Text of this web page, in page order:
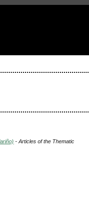
- Articles of the Thematic